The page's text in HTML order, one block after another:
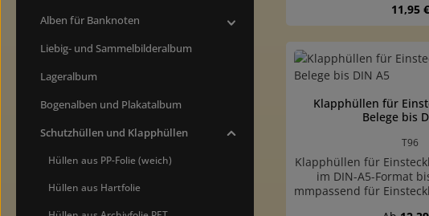
Alben für Banknoten
Liebig- und Sammelbilderalbum
Lageralbum
Bogenalben und Plakatalbum
Schutzhüllen und Klapphüllen
Hüllen aus PP-Folie (weich)
Hüllen aus Hartfolie
mmideal zur
dadurch lassen sich
besonders leicht
überstehender Folie
Nadeleinstich, damit die
Luft entweichen
reißfeste
weichmacherfreier
dickDownload
zum
11,95 €
Produkt
Klapphüllen für
Belege bis
T96
Klapphüllen für
im DIN-A5-Format
mmpassend für